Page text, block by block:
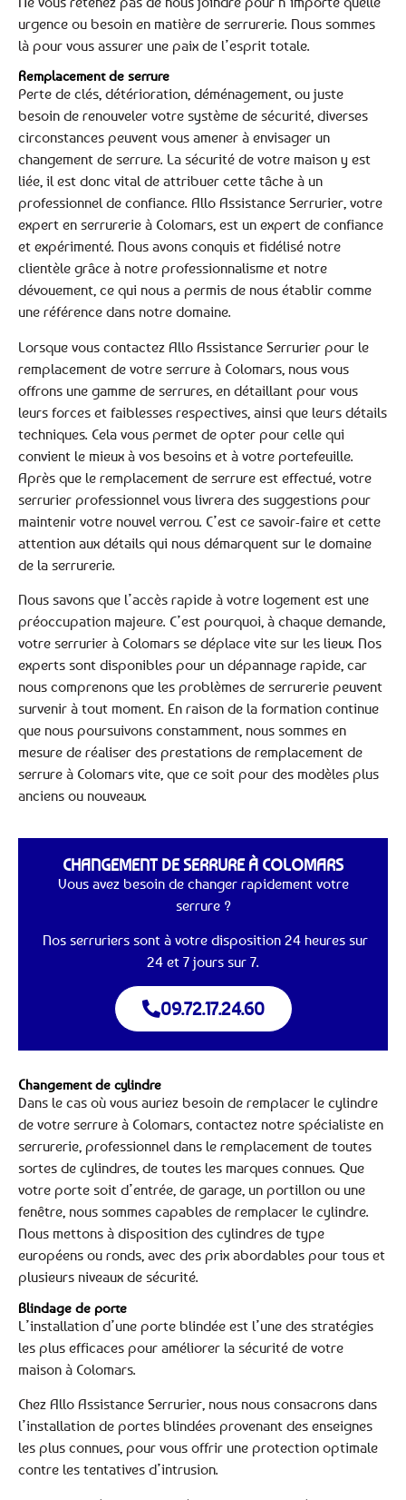
urgence ou besoin en matière de serrurerie. Nous sommes
là pour vous assurer une paix de l’esprit totale.
Remplacement de serrure
Perte de clés, détérioration, déménagement, ou juste
besoin de renouveler votre système de sécurité, diverses
circonstances peuvent vous amener à envisager un
changement de serrure. La sécurité de votre maison y est
liée, il est donc vital de attribuer cette tâche à un
professionnel de confiance. Allo Assistance Serrurier, votre
expert en serrurerie à Colomars, est un expert de confiance
et expérimenté. Nous avons conquis et fidélisé notre
clientèle grâce à notre professionnalisme et notre
dévouement, ce qui nous a permis de nous établir comme
une référence dans notre domaine.
Lorsque vous contactez Allo Assistance Serrurier pour le
remplacement de votre serrure à Colomars, nous vous
offrons une gamme de serrures, en détaillant pour vous
leurs forces et faiblesses respectives, ainsi que leurs détails
techniques. Cela vous permet de opter pour celle qui
convient le mieux à vos besoins et à votre portefeuille.
Après que le remplacement de serrure est effectué, votre
serrurier professionnel vous livrera des suggestions pour
maintenir votre nouvel verrou. C’est ce savoir-faire et cette
attention aux détails qui nous démarquent sur le domaine
de la serrurerie.
Nous savons que l’accès rapide à votre logement est une
préoccupation majeure. C’est pourquoi, à chaque demande,
votre serrurier à Colomars se déplace vite sur les lieux. Nos
experts sont disponibles pour un dépannage rapide, car
nous comprenons que les problèmes de serrurerie peuvent
survenir à tout moment. En raison de la formation continue
que nous poursuivons constamment, nous sommes en
mesure de réaliser des prestations de remplacement de
serrure à Colomars vite, que ce soit pour des modèles plus
anciens ou nouveaux.
CHANGEMENT DE SERRURE À COLOMARS
Vous avez besoin de changer rapidement votre
serrure ?
Nos serruriers sont à votre disposition 24 heures sur
24 et 7 jours sur 7.
09.72.17.24.60
Changement de cylindre
Dans le cas où vous auriez besoin de remplacer le cylindre
de votre serrure à Colomars, contactez notre spécialiste en
serrurerie, professionnel dans le remplacement de toutes
sortes de cylindres, de toutes les marques connues. Que
votre porte soit d’entrée, de garage, un portillon ou une
fenêtre, nous sommes capables de remplacer le cylindre.
Nous mettons à disposition des cylindres de type
européens ou ronds, avec des prix abordables pour tous et
plusieurs niveaux de sécurité.
Blindage de porte
L’installation d’une porte blindée est l’une des stratégies
les plus efficaces pour améliorer la sécurité de votre
maison à Colomars.
Chez Allo Assistance Serrurier, nous nous consacrons dans
l’installation de portes blindées provenant des enseignes
les plus connues, pour vous offrir une protection optimale
contre les tentatives d’intrusion.